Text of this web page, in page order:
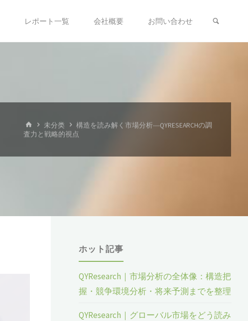
レポート一覧 会社概要 お問い合わせ
ホ
ー
未分类
構造を読み解く市場分析―QYRESEARCHの調
査力と戦略的視点
ホット記事
QYResearch｜市場分析の全体像：構造把
握・競争環境分析・将来予測までを整理
QYResearch｜グローバル市場をどう読み